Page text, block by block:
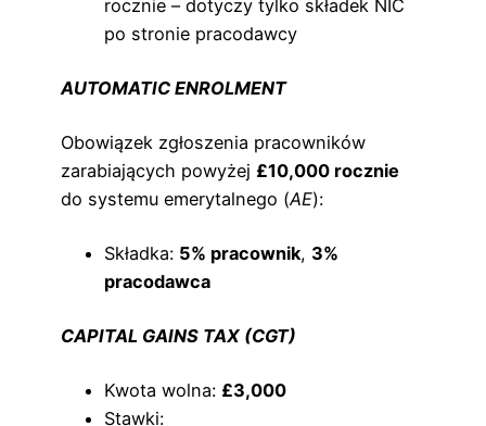
rocznie – dotyczy tylko składek NIC
po stronie pracodawcy
AUTOMATIC ENROLMENT
Obowiązek zgłoszenia pracowników
zarabiających powyżej £10,000 rocznie
do systemu emerytalnego (AE):
Składka: 5% pracownik, 3%
pracodawca
CAPITAL GAINS TAX (CGT)
Kwota wolna: £3,000
Stawki: